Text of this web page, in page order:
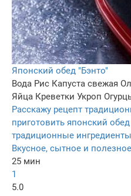
Японский обед "Бэнто"
Вода Рис Капуста свежая
Яйца Креветки Укроп
Расскажу рецепт
приготовить японский
традиционные
Вкусное, сытное и
25 мин
1
5.0